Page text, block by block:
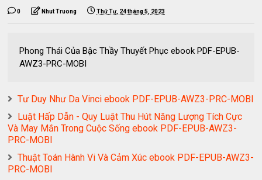
0 Nhut Truong Thứ Tư, 24 tháng 5, 2023
Phong Thái Của Bậc Thầy Thuyết Phục ebook PDF-EPUB-
AWZ3-PRC-MOBI
Tư Duy Như Da Vinci ebook PDF-EPUB-AWZ3-PRC-MOBI
Luật Hấp Dẫn - Quy Luật Thu Hút Năng Lượng Tích Cực
Và May Mắn Trong Cuộc Sống ebook PDF-EPUB-AWZ3-
PRC-MOBI
Thuật Toán Hành Vi Và Cảm Xúc ebook PDF-EPUB-AWZ3-
PRC-MOBI